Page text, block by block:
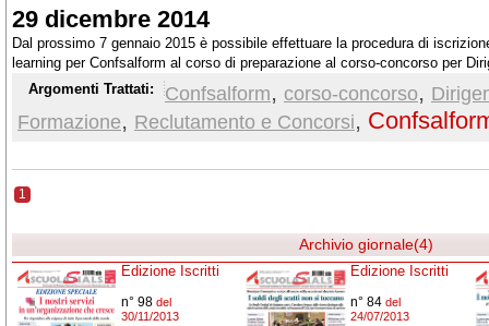
29 dicembre 2014
Dal prossimo 7 gennaio 2015 è possibile effettuare la procedura di
learning per Confsalform al corso di preparazione al corso-concorso per
iscrizione
Argomenti Trattati: Confsalform, corso-concorso,
Formazione, Reclutamento e Concorsi,
1
Archivio giornale(4)
Edizione Iscritti
n° 98 del
30/11/2013
Edizione Iscritti
n° 84 del
24/07/2013